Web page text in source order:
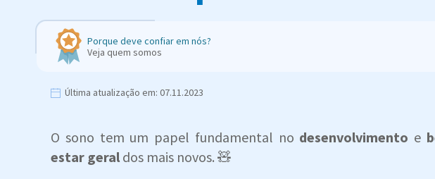
Porque deve confiar em nós?
Veja quem somos
Última atualização em: 07.11.2023
O sono tem um papel fundamental no desenvolvimento e
estar geral dos mais novos. 🧸